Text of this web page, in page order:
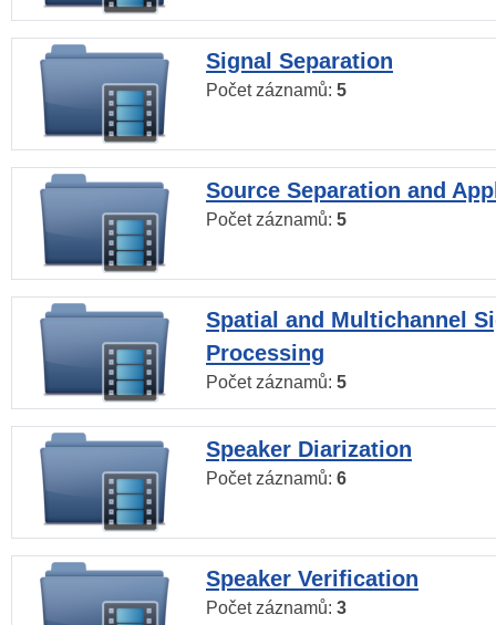
Signal Separation
Počet záznamů: 5
Source Separation and
Počet záznamů: 5
Spatial and Multichannel
Processing
Počet záznamů: 5
Speaker Diarization
Počet záznamů: 6
Speaker Verification
Počet záznamů: 3